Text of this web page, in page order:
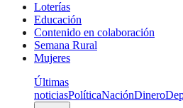
Loterías
Educación
Contenido en colaboración
Semana Rural
Mujeres
Últimas
noticiasPolíticaNaciónDinero